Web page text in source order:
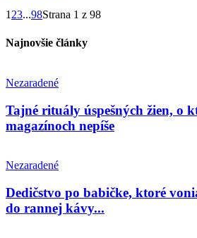
1 23...98Strana 1 z 98
Najnovšie články
Nezaradené
Tajné rituály úspešných žien, o
magazínoch nepíše
Nezaradené
Dedičstvo po babičke, ktoré
do rannej kávy...